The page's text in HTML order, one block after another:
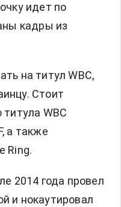
идет по
кадры из
на титул WBC,
Стоит
WBC
а также
Ring.
2014 года провел
и нокаутировал